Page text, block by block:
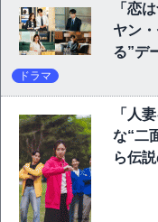
「恋
ヤン
る”デ
ドラマ
「人
な“二
ら伝